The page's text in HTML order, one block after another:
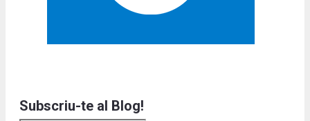
Subscriu-te al Blog!